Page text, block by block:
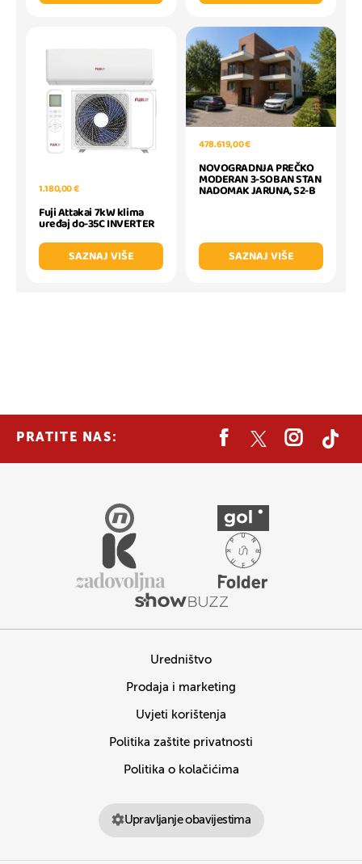
1.180,00 €
Fuji Attakai 7kW klima
uređaj do-35C INVERTER
SAZNAJ VIŠE
478.619,00 €
NOVOGRADNJA PREČKO
MODERAN 3-SOBAN STAN
NADOMAK JARUNA, S2-B
SAZNAJ VIŠE
PRATITE NAS:
Uredništvo
Prodaja i marketing
Uvjeti korištenja
Politika zaštite privatnosti
Politika o kolačićima
Upravljanje obavijestima